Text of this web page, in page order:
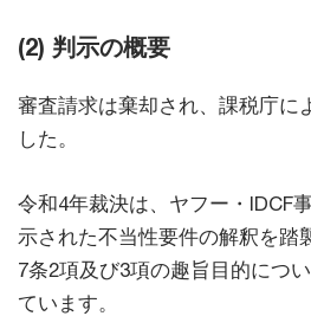
(2) 判示の概要
審査請求は棄却され、課税庁に
した。
令和4年裁決は、ヤフー・IDCF
示された不当性要件の解釈を踏
7条2項及び3項の趣旨目的につ
ています。